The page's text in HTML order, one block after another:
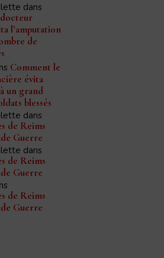
dans
l’amputation
de
Comment le
évita
un grand
blessés
dans
de Reims
Guerre
dans
de Reims
Guerre
de Reims
Guerre